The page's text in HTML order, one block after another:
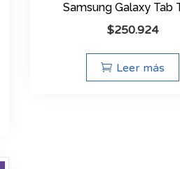
Samsung Galaxy Tab
$250.924
Leer más